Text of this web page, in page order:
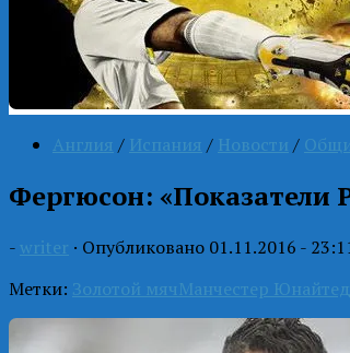
Англия / Испания / Новости /
Фергюсон: «Показатели
- writer · Опубликовано 01.11.2016 -
Метки: Золотой мячМанчестер Юнайтед